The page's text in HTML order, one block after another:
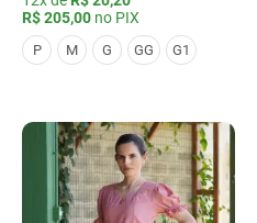
R$ 205,00 no PIX
P M G GG G1